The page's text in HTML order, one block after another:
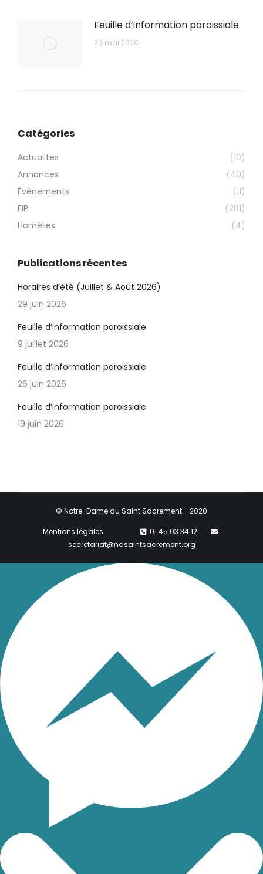
Feuille d’information paroissiale
29 mai 2026
Catégories
Actualites
(10)
Annonces
(40)
Évènements
(11)
FIP
(281)
Homélies
(4)
Publications récentes
Horaires d’été (Juillet & Août 2026)
29 juin 2026
Feuille d’information paroissiale
9 juillet 2026
Feuille d’information paroissiale
26 juin 2026
Feuille d’information paroissiale
19 juin 2026
© Notre-Dame du Saint Sacrement - 2020
Mentions légales
01 45 03 34 12
secretariat@ndsaintsacrement.org